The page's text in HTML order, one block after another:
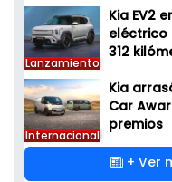
Lanzamiento
Kia EV2
eléctrico
312
Internacional
Kia
Car
premios
+ Ver